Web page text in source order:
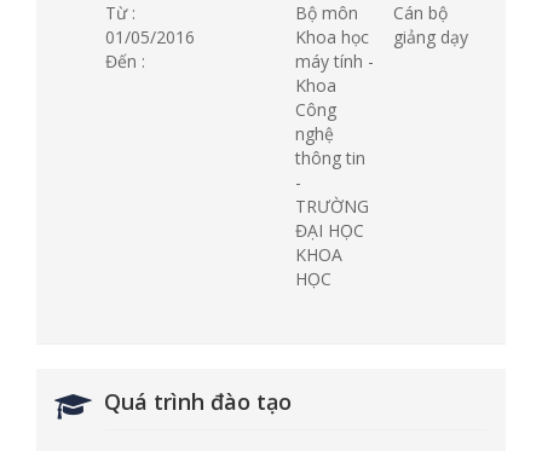
Từ :
01/05/2016
Đến :
Bộ môn
Khoa học
máy tính -
Khoa
Công
nghệ
thông tin
-
TRƯỜNG
ĐẠI HỌC
KHOA
HỌC
Cán bộ
giảng dạy
Quá trình đào tạo